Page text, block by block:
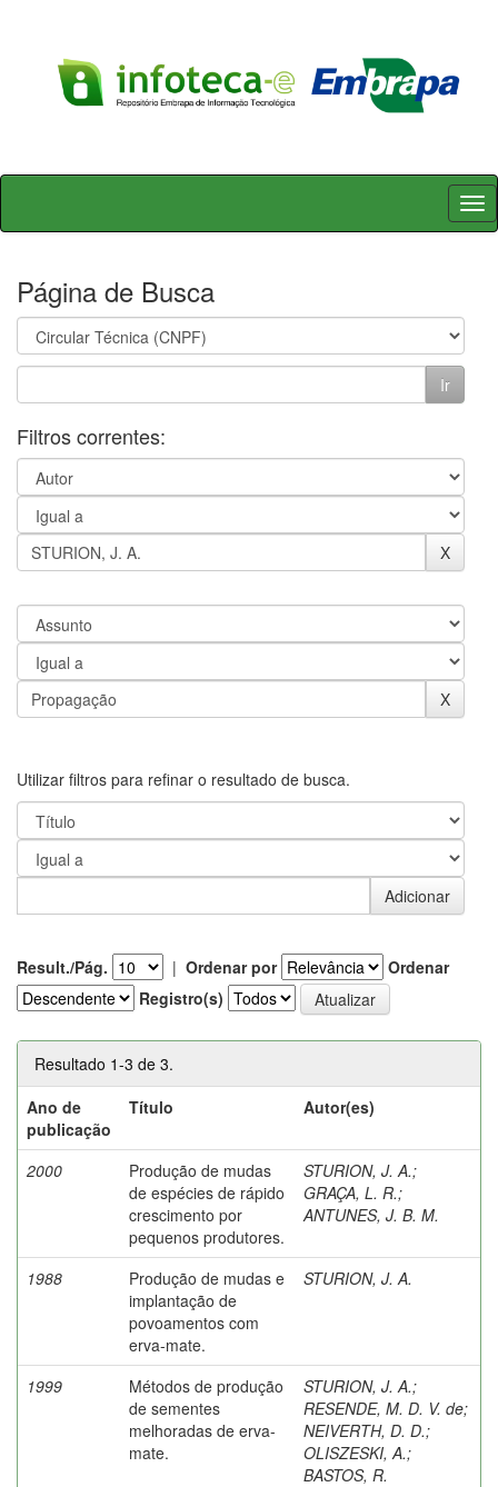
Skip
Página de Busca
Filtros correntes:
Utilizar filtros para refinar o resultado de busca.
Result./Pág. | Ordenar por
Ordenar
Registro(s)
Resultado 1-3 de 3.
Ano de
publicação
Título Autor(es)
2000
Produção de mudas
de espécies de rápido
crescimento por
pequenos produtores.
STURION, J. A.;
GRAÇA, L. R.;
ANTUNES, J. B. M.
1988
Produção de mudas e
implantação de
povoamentos com
erva-mate.
STURION, J. A.
1999
Métodos de produção
de sementes
melhoradas de erva-
mate.
STURION, J. A.;
RESENDE, M. D. V. de;
NEIVERTH, D. D.;
OLISZESKI, A.;
BASTOS, R.